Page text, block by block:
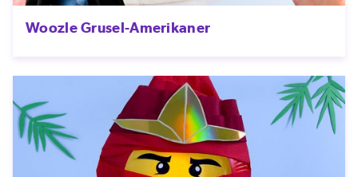
Woozle Grusel-Amerikaner